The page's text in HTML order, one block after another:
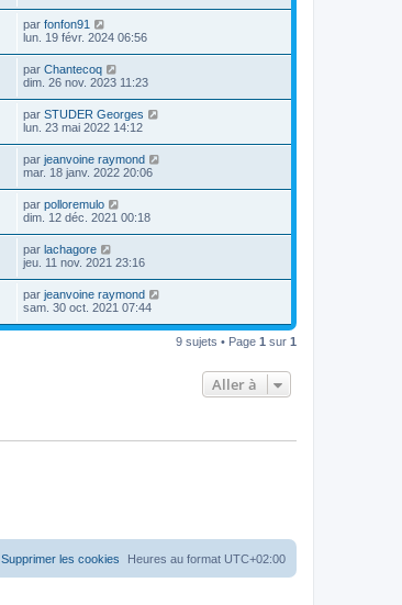
par fonfon91
lun. 19 févr. 2024 06:56
par Chantecoq
dim. 26 nov. 2023 11:23
par STUDER Georges
lun. 23 mai 2022 14:12
par jeanvoine raymond
mar. 18 janv. 2022 20:06
par polloremulo
dim. 12 déc. 2021 00:18
par lachagore
jeu. 11 nov. 2021 23:16
par jeanvoine raymond
sam. 30 oct. 2021 07:44
9 sujets • Page 1 sur 1
Aller à
Heures au format UTC+02:00
Supprimer les cookies